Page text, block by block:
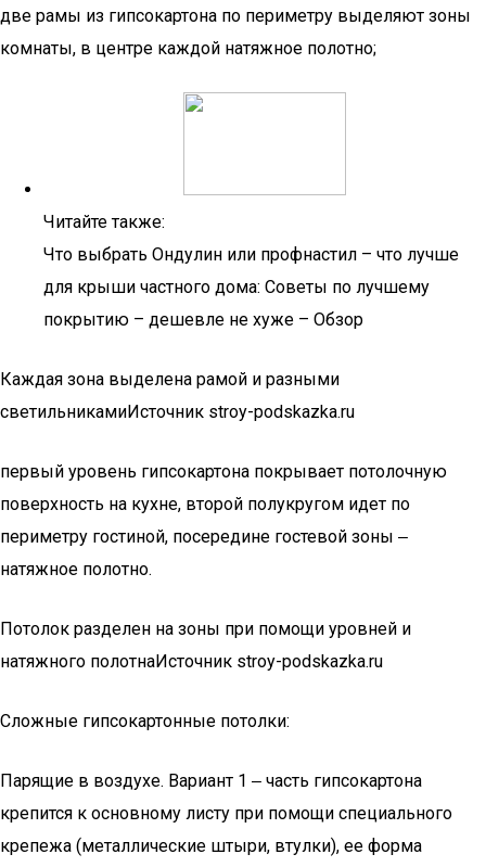
две рамы из гипсокартона по периметру выделяют зоны
комнаты, в центре каждой натяжное полотно;
Читайте также:
Что выбрать Ондулин или профнастил – что лучше
для крыши частного дома: Советы по лучшему
покрытию – дешевле не хуже – Обзор
Каждая зона выделена рамой и разными
светильникамиИсточник stroy-podskazka.ru
первый уровень гипсокартона покрывает потолочную
поверхность на кухне, второй полукругом идет по
периметру гостиной, посередине гостевой зоны ‒
натяжное полотно.
Потолок разделен на зоны при помощи уровней и
натяжного полотнаИсточник stroy-podskazka.ru
Сложные гипсокартонные потолки:
Парящие в воздухе. Вариант 1 ‒ часть гипсокартона
крепится к основному листу при помощи специального
крепежа (металлические штыри, втулки), ее форма